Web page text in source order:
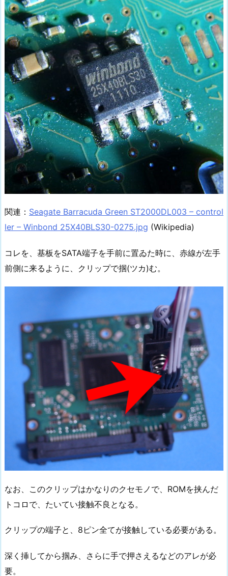
関連： Seagate Barracuda Green ST2000DL003 – control
ler – Winbond 25X40BLS30-0275.jpg (Wikipedia)
コレを、基板をSATA端子を手前に置ゐた時に、赤線が左手
前側に来るように、クリップで掴(ツカ)む。
なお、このクリップはかなりのクセモノで、ROMを挟んだ
トコロで、たいてい接触不良となる。
クリップの端子と、8ピン全てが接触している必要がある。
深く挿してから掴み、さらに手で押さえるなどのアレが必
要。